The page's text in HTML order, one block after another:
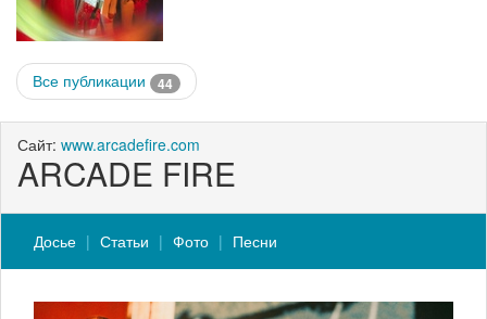
Все публикации 44
Сайт: www.arcadefire.com
ARCADE FIRE
Досье Статьи Фото Песни